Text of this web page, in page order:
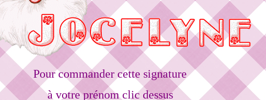
Pour commander cette signature
à votre prénom clic dessus